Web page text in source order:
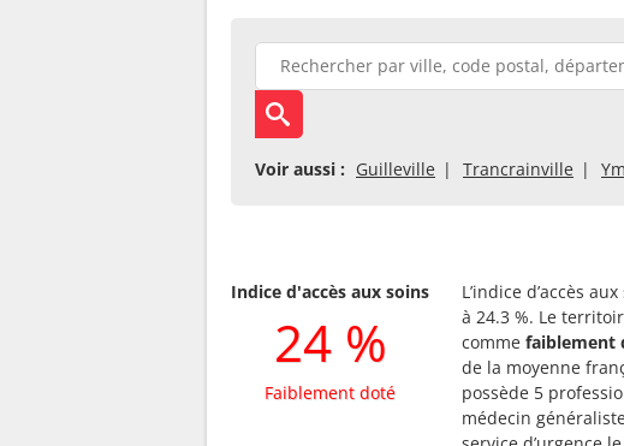
Voir aussi : Guilleville Trancrainville
Indice d'accès aux soins
24 %
Faiblement doté
L’indice d’accès
à 24.3 %. Le
comme faiblement
de la moyenne
possède 5
médecin